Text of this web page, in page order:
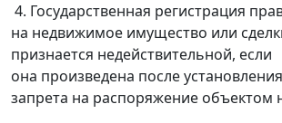
4. Государственная регистрация
на недвижимое имущество или
признается недействительной, если
она произведена после
запрета на распоряжение объектом